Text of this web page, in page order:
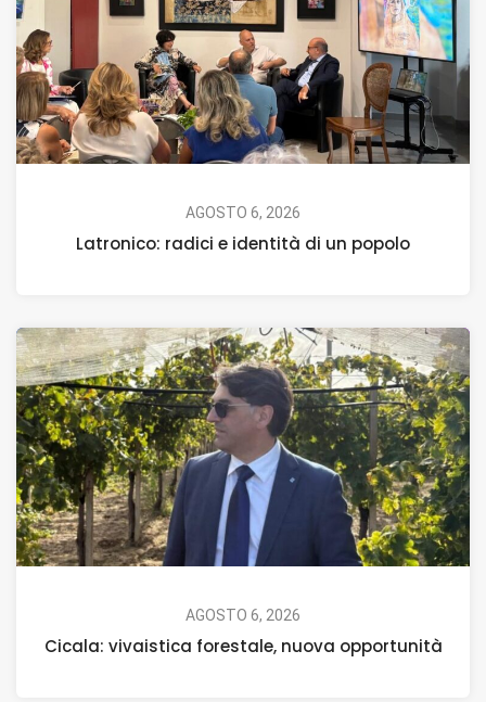
AGOSTO 6, 2026
Latronico: radici e identità di un popolo
AGOSTO 6, 2026
Cicala: vivaistica forestale, nuova opportunità